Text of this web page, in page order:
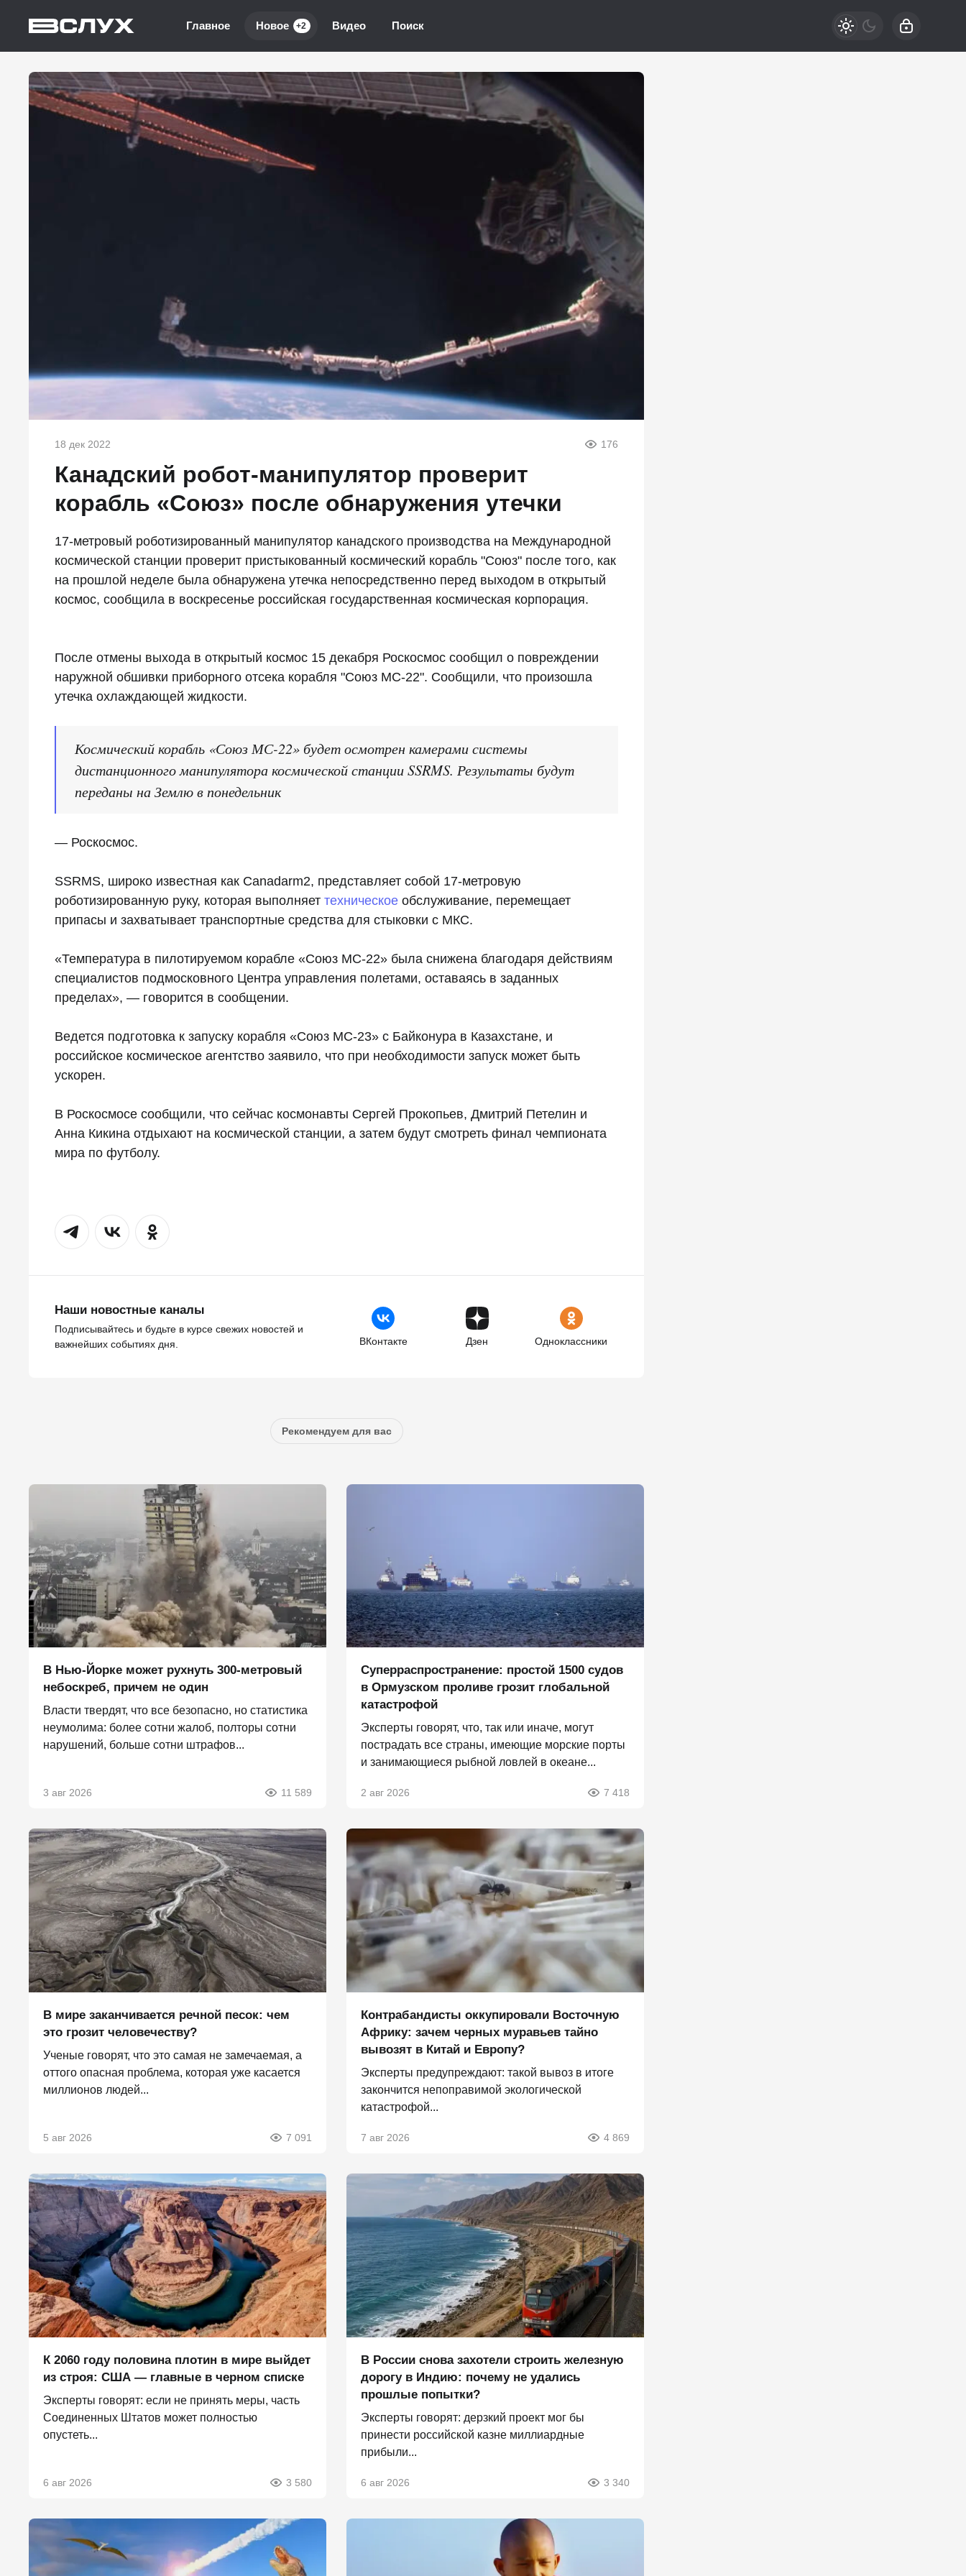
Главное Новое +2 Видео Поиск
18 дек 2022 176
Канадский робот-манипулятор проверит
корабль «Союз» после обнаружения утечки
17-метровый роботизированный манипулятор канадского производства на Международной
космической станции проверит пристыкованный космический корабль "Союз" после того, как
на прошлой неделе была обнаружена утечка непосредственно перед выходом в открытый
космос, сообщила в воскресенье российская государственная космическая корпорация.
После отмены выхода в открытый космос 15 декабря Роскосмос сообщил о повреждении
наружной обшивки приборного отсека корабля "Союз МС-22". Сообщили, что произошла
утечка охлаждающей жидкости.
Космический корабль «Союз МС-22» будет осмотрен камерами системы
дистанционного манипулятора космической станции SSRMS. Результаты будут
переданы на Землю в понедельник
— Роскосмос.
SSRMS, широко известная как Canadarm2, представляет собой 17-метровую
роботизированную руку, которая выполняет техническое обслуживание, перемещает
припасы и захватывает транспортные средства для стыковки с МКС.
«Температура в пилотируемом корабле «Союз МС-22» была снижена благодаря действиям
специалистов подмосковного Центра управления полетами, оставаясь в заданных
пределах», — говорится в сообщении.
Ведется подготовка к запуску корабля «Союз МС-23» с Байконура в Казахстане, и
российское космическое агентство заявило, что при необходимости запуск может быть
ускорен.
В Роскосмосе сообщили, что сейчас космонавты Сергей Прокопьев, Дмитрий Петелин и
Анна Кикина отдыхают на космической станции, а затем будут смотреть финал чемпионата
мира по футболу.
Наши новостные каналы
Подписывайтесь и будьте в курсе свежих новостей и
важнейших событиях дня.
ВКонтакте Дзен Одноклассники
Рекомендуем для вас
В Нью-Йорке может рухнуть 300-метровый
небоскреб, причем не один
Власти твердят, что все безопасно, но статистика
неумолима: более сотни жалоб, полторы сотни
нарушений, больше сотни штрафов...
3 авг 2026 11 589
Суперраспространение: простой 1500 судов
в Ормузском проливе грозит глобальной
катастрофой
Эксперты говорят, что, так или иначе, могут
пострадать все страны, имеющие морские порты
и занимающиеся рыбной ловлей в океане...
2 авг 2026 7 418
В мире заканчивается речной песок: чем
это грозит человечеству?
Ученые говорят, что это самая не замечаемая, а
оттого опасная проблема, которая уже касается
миллионов людей...
5 авг 2026 7 091
Контрабандисты оккупировали Восточную
Африку: зачем черных муравьев тайно
вывозят в Китай и Европу?
Эксперты предупреждают: такой вывоз в итоге
закончится непоправимой экологической
катастрофой...
7 авг 2026 4 869
К 2060 году половина плотин в мире выйдет
из строя: США — главные в черном списке
Эксперты говорят: если не принять меры, часть
Соединенных Штатов может полностью
опустеть...
6 авг 2026 3 580
В России снова захотели строить железную
дорогу в Индию: почему не удались
прошлые попытки?
Эксперты говорят: дерзкий проект мог бы
принести российской казне миллиардные
прибыли...
6 авг 2026 3 340